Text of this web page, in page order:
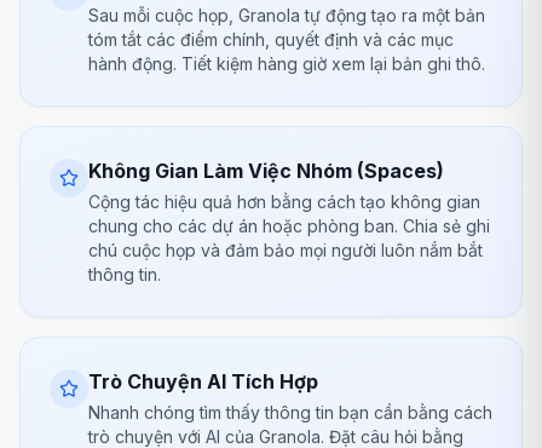
Sau mỗi cuộc họp, Granola tự động tạo ra một bản
tóm tắt các điểm chính, quyết định và các mục
hành động. Tiết kiệm hàng giờ xem lại bản ghi thô.
Không Gian Làm Việc Nhóm (Spaces)
Cộng tác hiệu quả hơn bằng cách tạo không gian
chung cho các dự án hoặc phòng ban. Chia sẻ ghi
chú cuộc họp và đảm bảo mọi người luôn nắm bắt
thông tin.
Trò Chuyện AI Tích Hợp
Nhanh chóng tìm thấy thông tin bạn cần bằng cách
trò chuyện với AI của Granola. Đặt câu hỏi bằng